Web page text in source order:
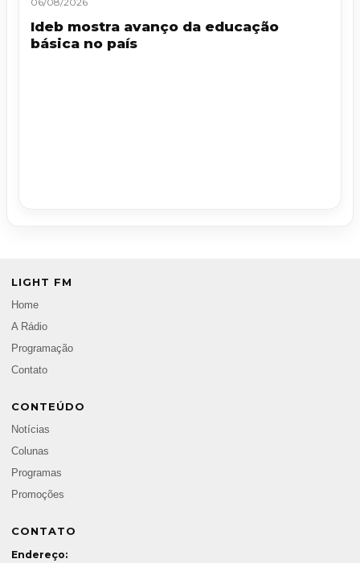
Ideb mostra avanço da educação
básica no país
LIGHT FM
Home
A Rádio
Programação
Contato
CONTEÚDO
Notícias
Colunas
Programas
Promoções
CONTATO
Endereço: